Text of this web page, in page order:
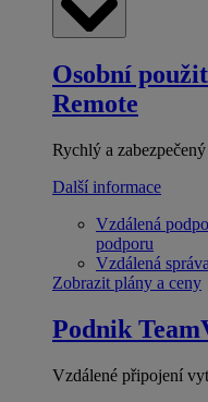
Osobní
Remote
Rychlý a
Další informace
Vzdálená
podporu
Vzdálená správa
Zobrazit plány a ceny
Podnik
Vzdálené připojení